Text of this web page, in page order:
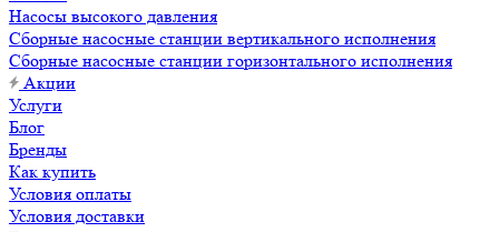
Насосы высокого давления
Сборные насосные станции вертикального исполнения
Сборные насосные станции горизонтального исполнения
Акции
Услуги
Блог
Бренды
Как купить
Условия оплаты
Условия доставки